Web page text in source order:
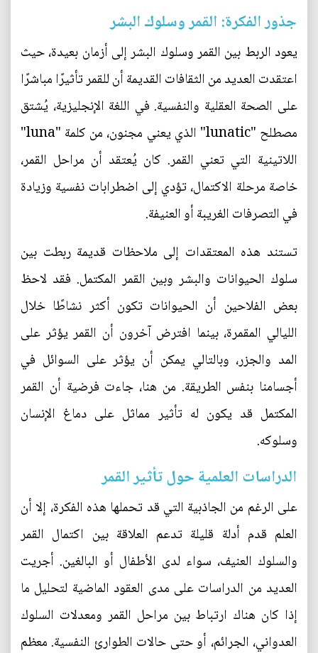
جذور الفكرة: القمر وسلوك البشر
يعود الربط بين القمر وسلوك البشر إلى أزمان بعيدة، حيث
اعتقدت العديد من الثقافات القديمة أن للقمر تأثيرًا مباشرًا
على الصحة العقلية والنفسية. في اللغة الإنجليزية، يُشتق
مصطلح "lunatic" الذي يعني مجنون، من كلمة "luna"
اللاتينية التي تعني القمر. كان يُعتقد أن مراحل القمر،
خاصة مرحلة الاكتمال، تؤدي إلى اضطرابات نفسية وزيادة
في التصرفات الغريبة أو العنيفة.
تستند هذه المعتقدات إلى ملاحظات قديمة ربطت بين
سلوك الحيوانات والبشر وبين القمر المكتمل. فقد لاحظ
بعض الفلاحين أن الحيوانات تكون أكثر نشاطًا خلال
الليالي المقمرة، بينما افترض آخرون أن القمر يؤثر على
المد والجزر، وبالتالي يمكن أن يؤثر على السوائل في
أجسامنا بنفس الطريقة. من هنا، جاءت فرضية أن القمر
المكتمل قد يكون له تأثير مماثل على دماغ الإنسان
وسلوكه.
الدراسات العلمية حول تأثير القمر
على الرغم من الجاذبية التي قد تحملها هذه الفكرة، إلا أن
العلم قدم أدلة قليلة تدعم العلاقة بين اكتمال القمر
والسلوك العنيف، سواء لدى الأطفال أو البالغين. أجريت
العديد من الدراسات على مدى العقود الماضية لتحليل ما
إذا كان هناك ارتباط بين مراحل القمر ومعدلات السلوك
العدواني، الجرائم، أو حتى حالات الطوارئ النفسية. معظم